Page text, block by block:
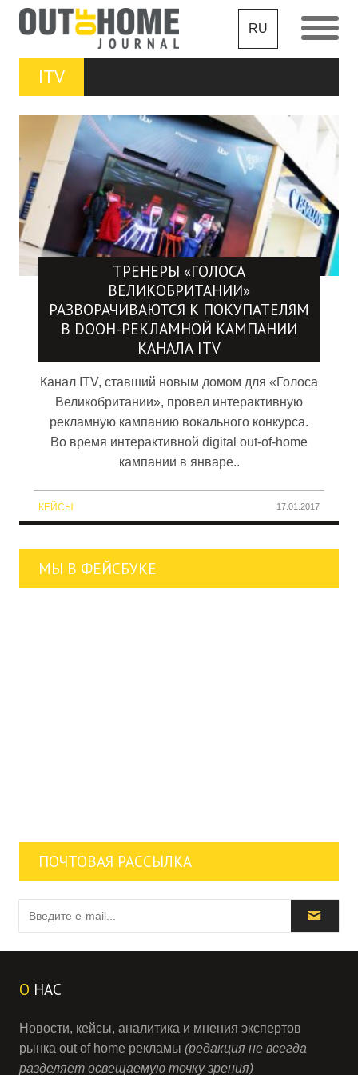
RU
ITV
ТРЕНЕРЫ «ГОЛОСА
ВЕЛИКОБРИТАНИИ»
РАЗВОРАЧИВАЮТСЯ К ПОКУПАТЕЛЯМ
В DOOH-РЕКЛАМНОЙ КАМПАНИИ
КАНАЛА ITV
Канал ITV, ставший новым домом для «Голоса
Великобритании», провел интерактивную
рекламную кампанию вокального конкурса.
Во время интерактивной digital out-of-home
кампании в январе..
КЕЙСЫ 17.01.2017
МЫ В ФЕЙСБУКЕ
ПОЧТОВАЯ РАССЫЛКА
О НАС
Новости, кейсы, аналитика и мнения экспертов
рынка out of home рекламы (редакция не всегда
разделяет освещаемую точку зрения)